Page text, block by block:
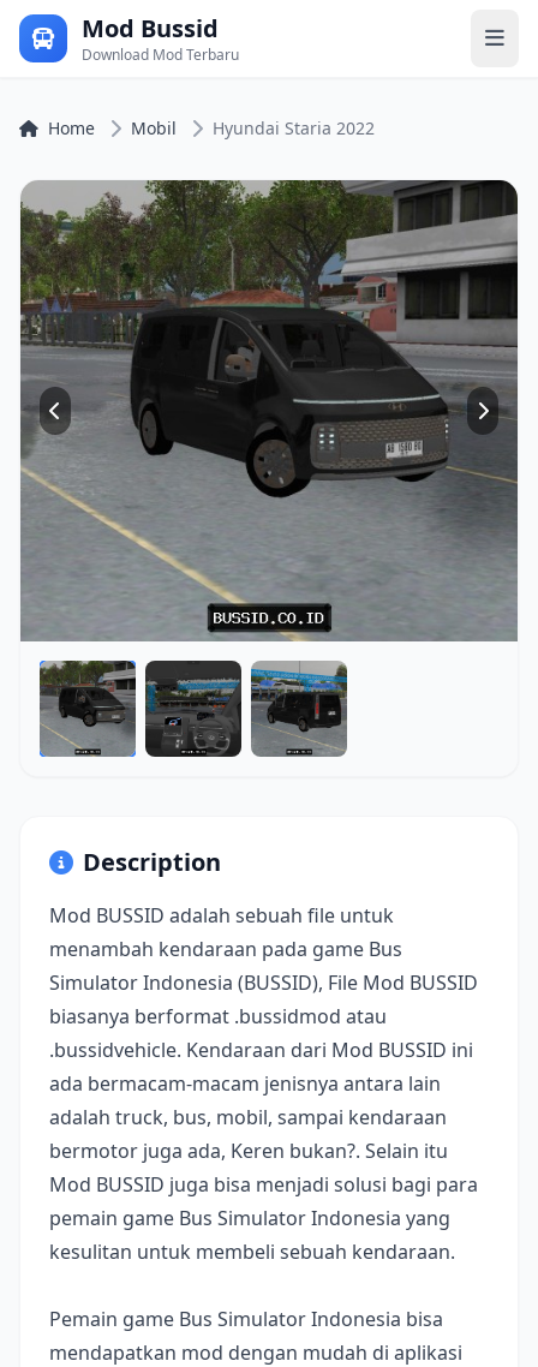
Mod Bussid
Download Mod Terbaru
Home Mobil Hyundai Staria 2022
Description
Mod BUSSID adalah sebuah file untuk
menambah kendaraan pada game Bus
Simulator Indonesia (BUSSID), File Mod BUSSID
biasanya berformat .bussidmod atau
.bussidvehicle. Kendaraan dari Mod BUSSID ini
ada bermacam-macam jenisnya antara lain
adalah truck, bus, mobil, sampai kendaraan
bermotor juga ada, Keren bukan?. Selain itu
Mod BUSSID juga bisa menjadi solusi bagi para
pemain game Bus Simulator Indonesia yang
kesulitan untuk membeli sebuah kendaraan.
Pemain game Bus Simulator Indonesia bisa
mendapatkan mod dengan mudah di aplikasi